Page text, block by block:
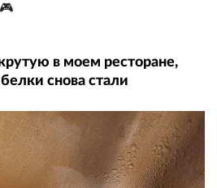
в моем ресторане,
снова стали